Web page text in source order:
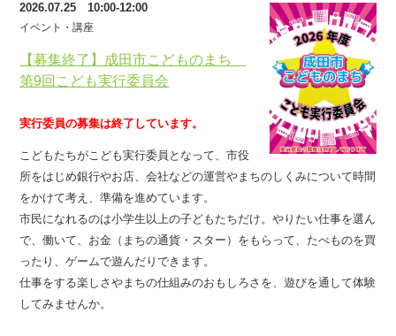
【募集終了】成田市こどものまち
第9回こども実行委員会
2026.07.25 10:00-12:00
イベント・講座
実行委員の募集は終了しています。
こどもたちがこども実行委員となって、市役
所をはじめ銀行やお店、会社などの運営やまちのしくみについて時間
をかけて考え、準備を進めています。
市民になれるのは小学生以上の子どもたちだけ。やりたい仕事を選ん
で、働いて、お金（まちの通貨・スター）をもらって、たべものを買
ったり、ゲームで遊んだりできます。
仕事をする楽しさやまちの仕組みのおもしろさを、遊びを通して体験
してみませんか。